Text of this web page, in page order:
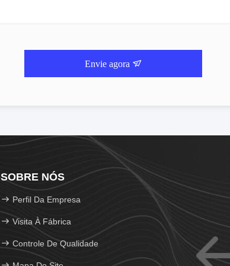
Envie agora
SOBRE NÓS
Perfil Da Empresa
Visita À Fábrica
Controle De Qualidade